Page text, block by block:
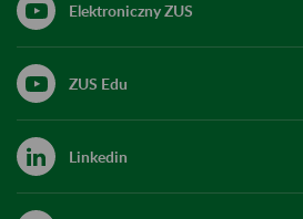
Elektroniczny ZUS
ZUS Edu
Linkedin